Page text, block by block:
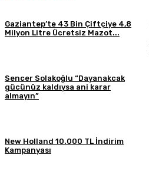
Gaziantep’te 43 Bin Çiftçiye 4,8
Milyon Litre Ücretsiz Mazot...
Sencer Solakoğlu “Dayanakcak
gücünüz kaldıysa ani karar
almayın”
New Holland 10.000 TL İndirim
Kampanyası